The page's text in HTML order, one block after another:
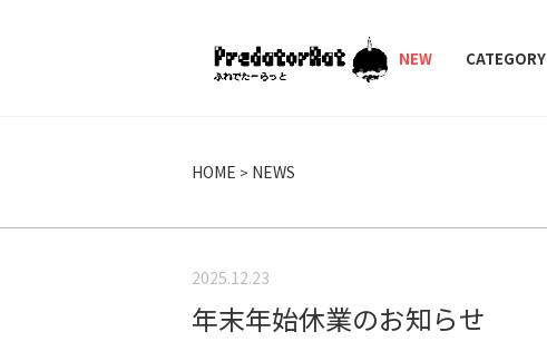
NEW CATEGORY
HOME NEWS
2025.12.23
年末年始休業のお知らせ